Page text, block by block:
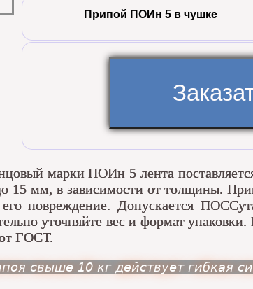
Припой ПОИн 5 в чушке
марки ПОИн 5 лента
15 мм, в зависимости от толщины.
повреждение. Допускается
уточняйте вес и формат
ГОСТ.
свыше 10 кг действует гибкая